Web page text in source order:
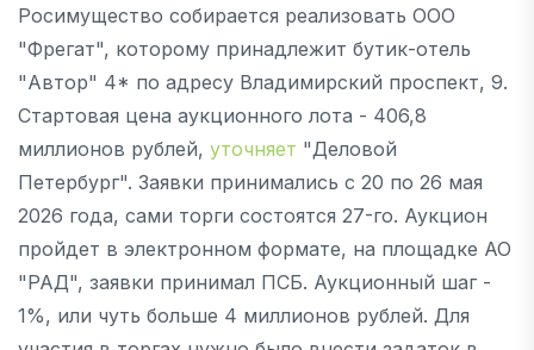
Росимущество собирается реализовать ООО
"Фрегат", которому принадлежит бутик-отель
"Автор" 4* по адресу Владимирский проспект, 9.
Стартовая цена аукционного лота - 406,8
миллионов рублей, уточняет "Деловой
Петербург". Заявки принимались с 20 по 26 мая
2026 года, сами торги состоятся 27-го. Аукцион
пройдет в электронном формате, на площадке АО
"РАД", заявки принимал ПСБ. Аукционный шаг -
1%, или чуть больше 4 миллионов рублей. Для